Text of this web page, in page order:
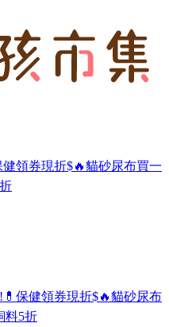
健領券現折$🔥貓砂尿布買一
💊保健領券現折$🔥貓砂尿布
料5折